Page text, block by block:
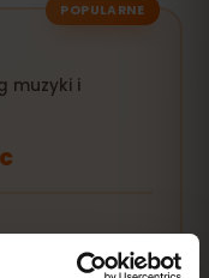
POPULARNE
muzyki i